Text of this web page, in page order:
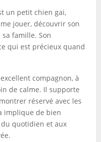
un petit chien gai,
jouer, découvrir son
famille. Son
qui est précieux quand
compagnon, à
de calme. Il supporte
réservé avec les
implique de bien
quotidien et aux